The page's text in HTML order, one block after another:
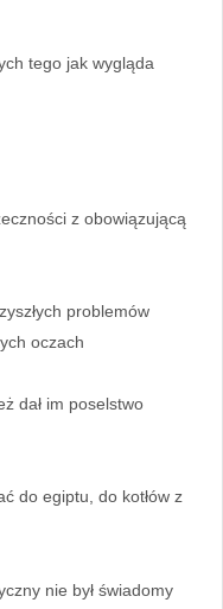
tego jak wygląda
z obowiązującą
problemów
oczach
dał im poselstwo
do egiptu, do kotłów z
nie był świadomy